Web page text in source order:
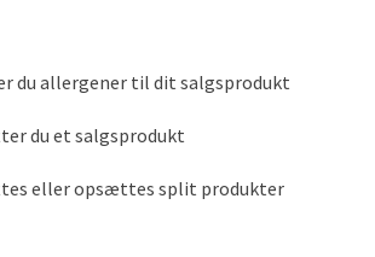
du allergener til dit salgsprodukt
du et salgsprodukt
eller opsættes split produkter